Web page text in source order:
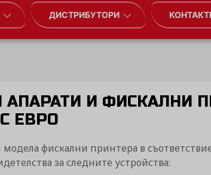
ДИСТРИБУТОРИ
И ФИСКАЛНИ
ЕВРО
фискални принтера в
за следните устройства: